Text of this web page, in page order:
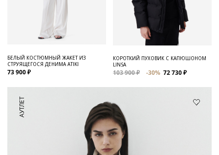
БЕЛЫЙ КОСТЮМНЫЙ ЖАКЕТ ИЗ
СТРУЯЩЕГОСЯ ДЕНИМА ATIKI
73 900 ₽
КОРОТКИЙ ПУХОВИК С КАПЮШОНОМ
LINSA
103 900 ₽ -30% 72 730 ₽
АУТЛЕТ